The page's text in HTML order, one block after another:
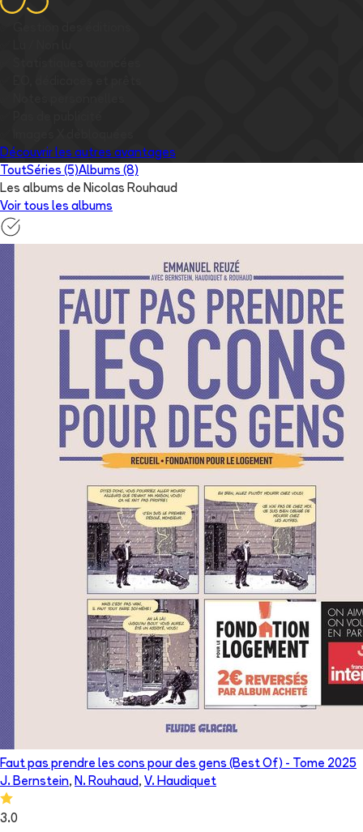
Découvrir les autres avantages
ToutSéries (5)Albums (8)
Les albums de Nicolas Rouhaud
Voir tous les albums
Faut pas prendre les cons pour des gens (Best Of) - Tome 2025
J. Bernstein, N. Rouhaud, V. Haudiquet
3.0